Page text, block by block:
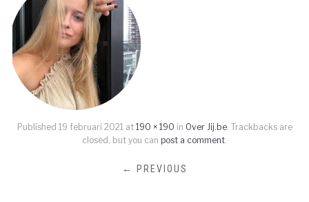
Published 19 februari 2021at 190 × 190 in Over Jij.be. Trackbacks are
closed, but you can post a comment.
← PREVIOUS